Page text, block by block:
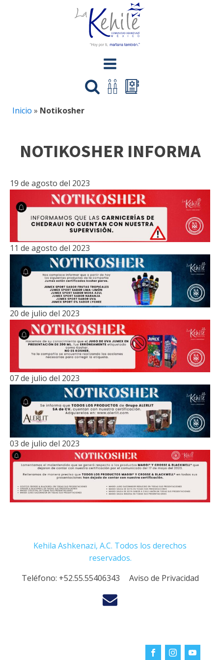
Inicio » Notikosher
NOTIKOSHER INFORMA
19 de agosto del 2023
11 de agosto del 2023
20 de julio del 2023
07 de julio del 2023
03 de julio del 2023
Kehila Ashkenazi, A.C. Todos los derechos
reservados.
Teléfono: +52.55.55406343 Aviso de Privacidad